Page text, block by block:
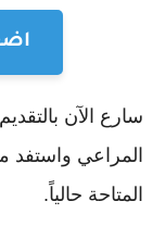
سارع الآن
المراعي
المتاحة حالياً.